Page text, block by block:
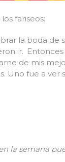
fariseos:
la boda de
ir.
de mis
Uno fue a ver
la semana